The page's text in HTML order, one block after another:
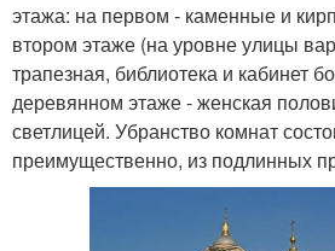
этажа: на первом - каменные и
втором этаже (на уровне улицы
трапезная, библиотека и кабинет
деревянном этаже - женская
светлицей. Убранство комнат
преимущественно, из подлинных